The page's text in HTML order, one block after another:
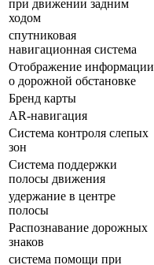
при движении задним
ходом
спутниковая
навигационная система
Отображение информации
о дорожной обстановке
Бренд карты
AR-навигация
Система контроля слепых
зон
Система поддержки
полосы движения
удержание в центре
полосы
Распознавание дорожных
знаков
система помощи при